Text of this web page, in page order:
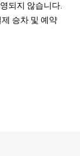
되지 않습니다.
승차 및 예약